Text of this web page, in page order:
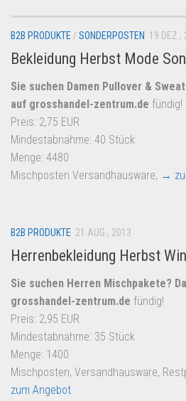
B2B PRODUKTE /SONDERPOSTEN 19 DEZ.,
Bekleidung Herbst Mode
Sie suchen Damen Pullover &
auf grosshandel-zentrum.de fündig!
Preis: 2,75 EUR
Mindestabnahme: 40 Stück
Menge: 4480
Mischposten Versandhausware, →
B2B PRODUKTE 21 AUG., 2013
Herrenbekleidung Herbst
Sie suchen Herren Mischpakete?
grosshandel-zentrum.de fündig!
Preis: 2,95 EUR
Mindestabnahme: 35 Stück
Menge: 1400
Mischposten, Versandhausware,
zum Angebot